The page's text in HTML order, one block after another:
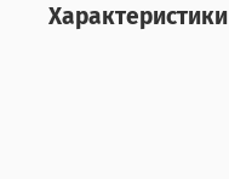
Характеристики